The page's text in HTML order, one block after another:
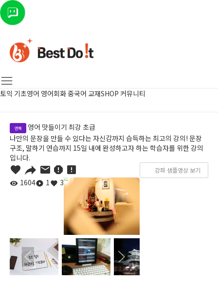
토익 기초영어 영어회화중국어 교재SHOP 커뮤니티
연재
영어 맛들이기 최강 초급
나만의 문장을 만들 수 있다는 자신감까지 습득하는 최고의 강의! 문장
구조, 말하기 연습까지 15일 내에 완성하고자 하는 학습자를 위한 강의
입니다.
강좌 샘플영상 보기
1604 1 3